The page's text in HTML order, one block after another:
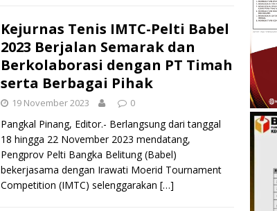
Kejurnas Tenis IMTC-Pelti Babel
2023 Berjalan Semarak dan
Berkolaborasi dengan PT Timah
serta Berbagai Pihak
19 November 2023 0
Pangkal Pinang, Editor.- Berlangsung dari tanggal
18 hingga 22 November 2023 mendatang,
Pengprov Pelti Bangka Belitung (Babel)
bekerjasama dengan Irawati Moerid Tournament
Competition (IMTC) selenggarakan […]